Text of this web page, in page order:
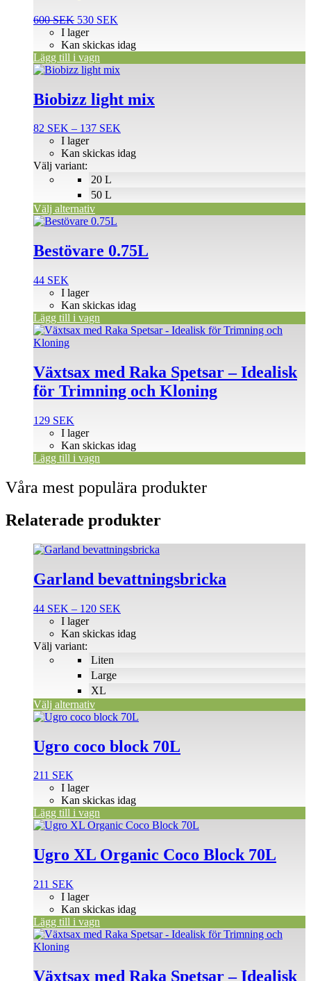
600SEK Det
ursprungliga
priset
var:
600 SEK.
530 SEK
priset
530 SEK.
I lager
Kan skickas idag
Lägg till i vagn
Biobizz light mix
82 SEK – 137 SEK
till
20 L
50 L
I lager
Kan skickas idag
Välj variant:
Välj alternativ
Den
produkten
har
varianter.
olika
alternativen
på
produktsidan
Bestövare 0.75L
44 SEK
I lager
Kan skickas idag
Lägg till i vagn
Växtsax med Raka Spetsar – Idealisk
för Trimning och Kloning
129 SEK
I lager
Kan skickas idag
Lägg till i vagn
Våra mest populära produkter
Relaterade produkter
Garland bevattningsbricka
44 SEK – 120 SEK
till
Liten
Large
XL
I lager
Kan skickas idag
Välj variant:
Välj alternativ
Den
produkten
har
varianter.
olika
alternativen
produktsidan
Ugro coco block 70L
211 SEK
I lager
Kan skickas idag
Lägg till i vagn
Ugro XL Organic Coco Block 70L
211 SEK
I lager
Kan skickas idag
Lägg till i vagn
Växtsax med Raka Spetsar – Idealisk